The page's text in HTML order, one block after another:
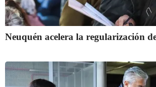
Neuquén acelera la regularización